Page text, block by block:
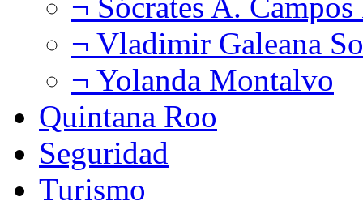
¬ Vladimir Galeana
¬ Yolanda Montalvo
Quintana Roo
Seguridad
Turismo